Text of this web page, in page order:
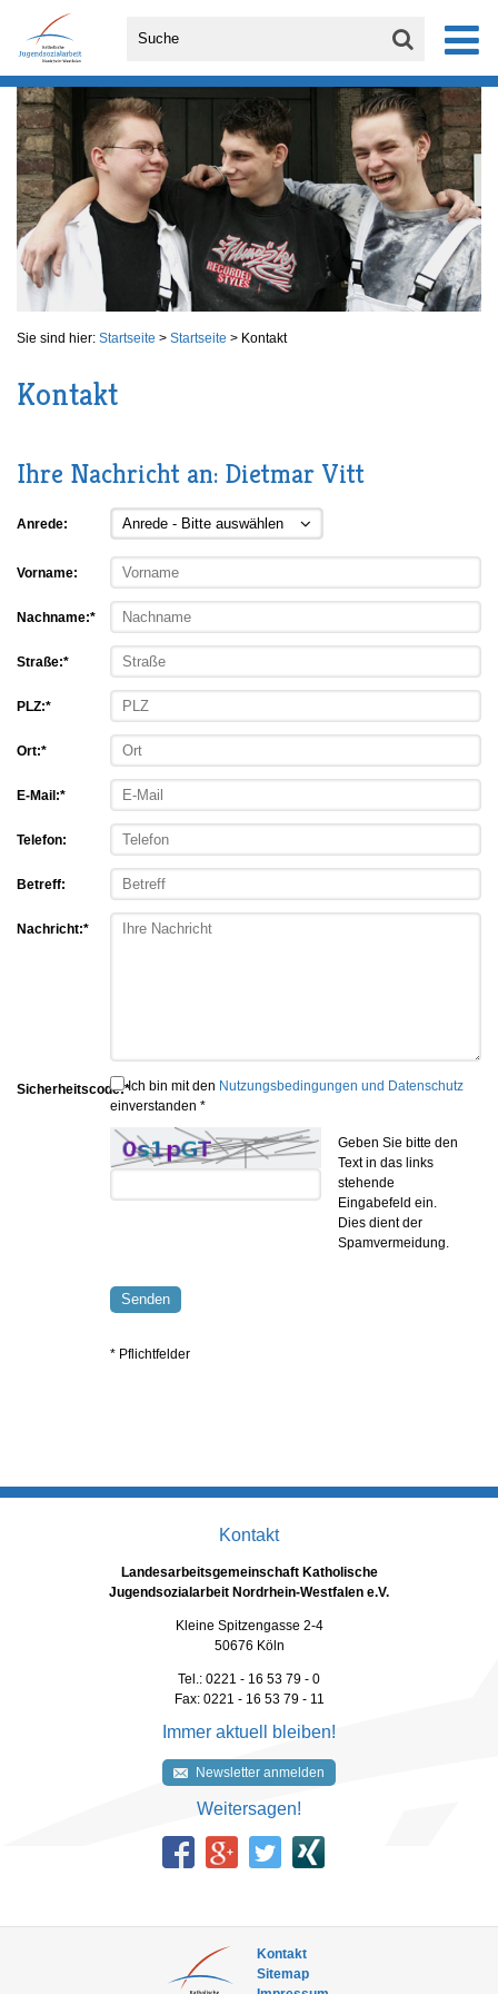
Sie sind hier: Startseite > Startseite > Kontakt
Kontakt
Ihre Nachricht an: Dietmar Vitt
Anrede:
Vorname:
Nachname:*
Straße:*
PLZ:*
Ort:*
E-Mail:*
Telefon:
Betreff:
Nachricht:*
Sicherheitscode:*Ich bin mit den Nutzungsbedingungen und Datenschutz
einverstanden *
Geben Sie bitte den
Text in das links
stehende
Eingabefeld ein.
Dies dient der
Spamvermeidung.
Senden
* Pflichtfelder
Kontakt
Landesarbeitsgemeinschaft Katholische
Jugendsozialarbeit Nordrhein-Westfalen e.V.
Kleine Spitzengasse 2-4
50676 Köln
Tel.: 0221 - 16 53 79 - 0
Fax: 0221 - 16 53 79 - 11
Immer aktuell bleiben!
Newsletter anmelden
Weitersagen!
Kontakt
Sitemap